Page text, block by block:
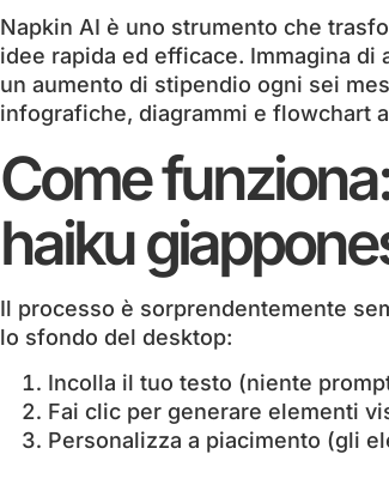
Napkin AI è uno strumento che
idee rapida ed efficace. Immagina
un aumento di stipendio ogni sei
infografiche, diagrammi e flowchart
Come
haiku
Il processo è sorprendentemente
lo sfondo del desktop:
Incolla il tuo testo (niente
Fai clic per generare elementi
Personalizza a piacimento (gli